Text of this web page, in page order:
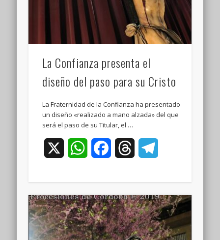
La Confianza presenta el
diseño del paso para su Cristo
La Fraternidad de la Confianza ha presentado
un diseño «realizado a mano alzada» del que
será el paso de su Titular, el …
WhatsAppFacebookThreads